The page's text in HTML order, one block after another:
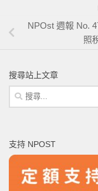
NPOst 週報 No.
照
搜尋站上文章
搜
尋
字:
支持 NPOST